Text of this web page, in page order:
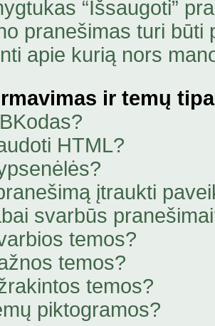
“Išsaugoti”
pranešimas turi būti
apie kurią nors
ir temų
HTML?
įtraukti
svarbūs
temos?
temos?
temos?
piktogramos?